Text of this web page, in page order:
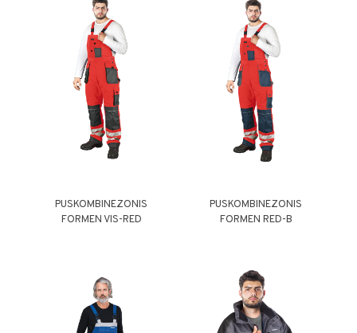
PUSKOMBINEZONIS
FORMEN VIS-RED
PUSKOMBINEZONIS
FORMEN RED-B